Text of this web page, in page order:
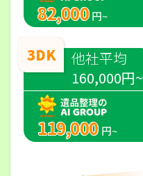
82,000 円~
3DK
他社平均
160,000円~
119,000 円~